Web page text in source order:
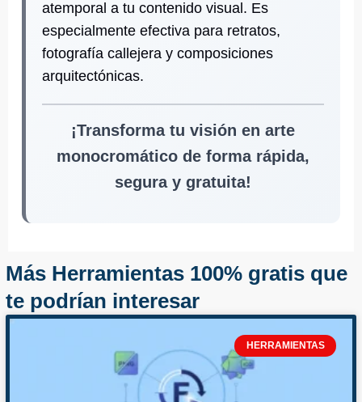
atemporal a tu contenido visual. Es
especialmente efectiva para retratos,
fotografía callejera y composiciones
arquitectónicas.
¡Transforma tu visión en arte
monocromático de forma rápida,
segura y gratuita!
Más Herramientas 100% gratis que
te podrían interesar
HERRAMIENTAS